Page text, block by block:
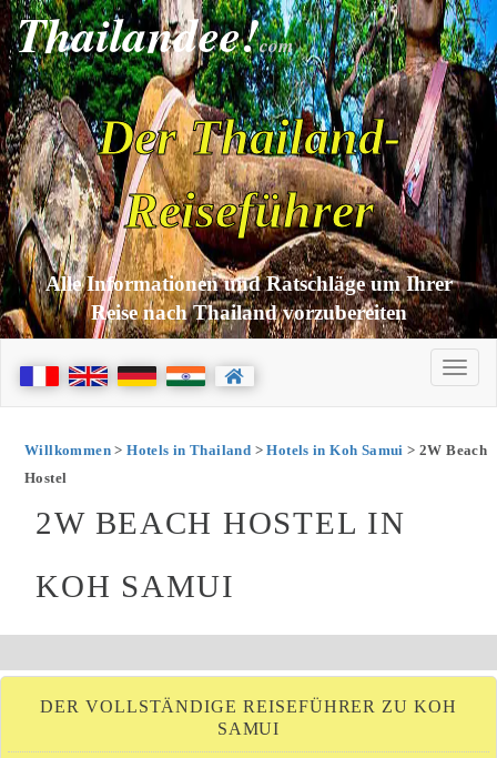
Thailandee!com
Der Thailand-
Reiseführer
Alle Informationen und Ratschläge um Ihrer
Reise nach Thailand vorzubereiten
Willkommen>Hotels in Thailand >Hotels in Koh Samui > 2W Beach
Hostel
2W BEACH HOSTEL IN
KOH SAMUI
DER VOLLSTÄNDIGE REISEFÜHRER ZU KOH
SAMUI